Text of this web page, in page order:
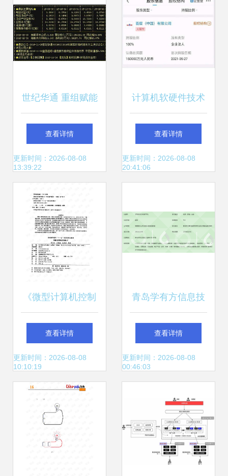
世纪华通 重组赋能
下的“妖股”潜质，
利润暴增背后的软
查看详情
更新时间：2026-08-08
13:39:22
计算机软硬件技术
开发 驱动数字时代
的双引擎
查看详情
更新时间：2026-08-08
20:41:06
《微型计算机控制
技术》（曾庆波
2007版）硬件开发
文档资源评介与计
算机软硬件技术开
发浅析
查看详情
更新时间：2026-08-08
10:10:19
青岛学有方信息技
术有限公司 专注计
算机软硬件技术开
型
查看详情
更新时间：2026-08-08
00:46:03